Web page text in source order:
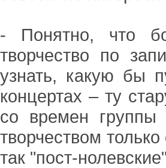
- Понятно, что
творчество по
узнать, какую бы
концертах – ту
со времен
творчеством
так "пост-